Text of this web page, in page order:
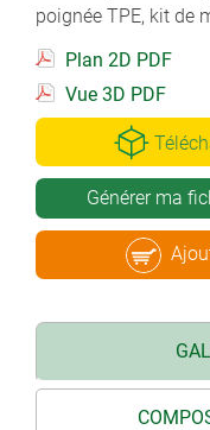
poignée TPE, kit de
Plan 2D PDF
Vue 3D PDF
Générer ma